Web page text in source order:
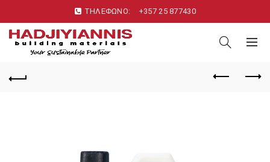
ΤΗΛΕΦΩΝΟ: +357 25 877430